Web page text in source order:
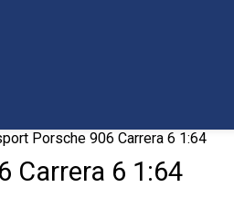
Porsche 906 Carrera 6 1:64
Carrera 6 1:64